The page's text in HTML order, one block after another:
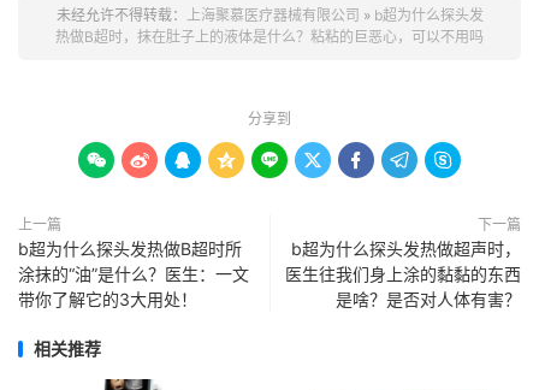
未经允许不得转载： 上海聚慕医疗器械有限公司 » b超为什么探头发
热做B超时，抹在肚子上的液体是什么？粘粘的巨恶心，可以不用吗
分享到
        
上一篇
b超为什么探头发热做B超时所
涂抹的“油”是什么？医生：一文
带你了解它的3大用处！
下一篇
b超为什么探头发热做超声时，
医生往我们身上涂的黏黏的东西
是啥？是否对人体有害？
相关推荐